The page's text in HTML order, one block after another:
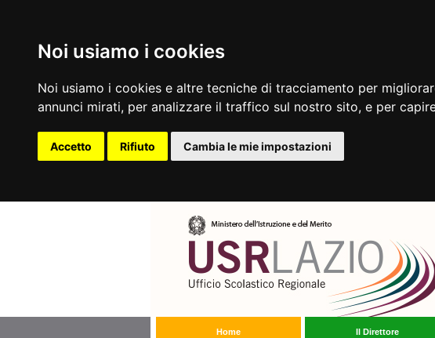
Noi usiamo i cookies
Noi usiamo i cookies e altre tecniche di tracciamento per
annunci mirati, per analizzare il traffico sul nostro sito, e per
Accetto Rifiuto Cambia le mie impostazioni
Home Il Direttore